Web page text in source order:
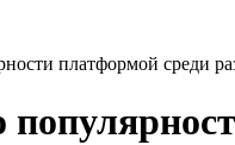
платформой среди